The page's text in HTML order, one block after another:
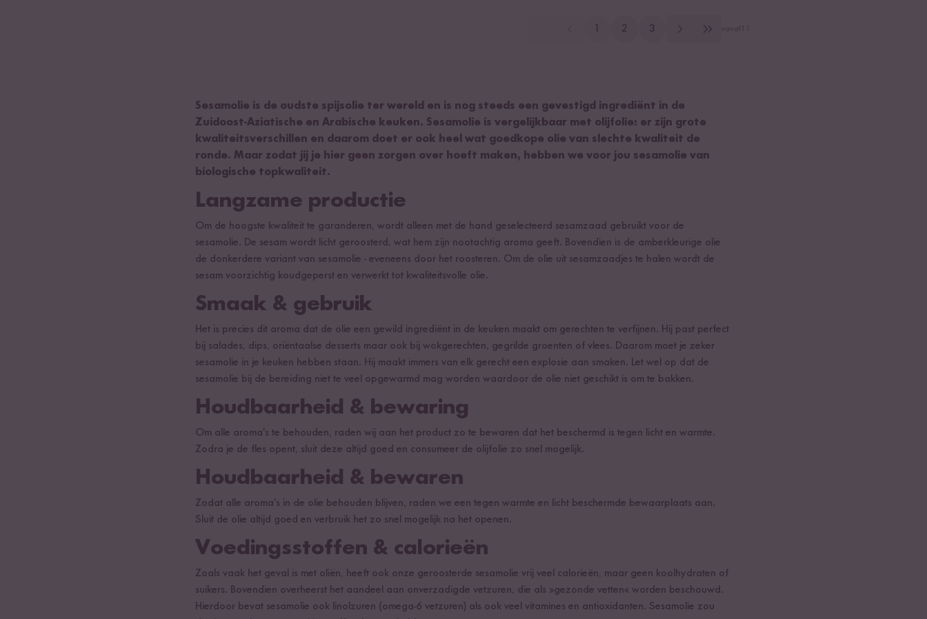
2 3
Sesamolie is de oudste spijsolie ter wereld en is nog steeds een gevestigd ingrediënt in de
Zuidoost-Aziatische en Arabische keuken. Sesamolie is vergelijkbaar met olijfolie: er zijn grote
kwaliteitsverschillen en daarom doet er ook heel wat goedkope olie van slechte kwaliteit de
ronde. Maar zodat jij je hier geen zorgen over hoeft maken, hebben we voor jou sesamolie van
biologische topkwaliteit.
Langzame productie
Om de hoogste kwaliteit te garanderen, wordt alleen met de hand geselecteerd sesamzaad gebruikt voor de
sesamolie. De sesam wordt licht geroosterd, wat hem zijn nootachtig aroma geeft. Bovendien is de amberkleurige olie
de donkerdere variant van sesamolie - eveneens door het roosteren. Om de olie uit sesamzaadjes te halen wordt de
sesam voorzichtig koudgeperst en verwerkt tot kwaliteitsvolle olie.
Smaak & gebruik
Het is precies dit aroma dat de olie een gewild ingrediënt in de keuken maakt om gerechten te verfijnen. Hij past perfect
bij salades, dips, oriëntaalse desserts maar ook bij wokgerechten, gegrilde groenten of vlees. Daarom moet je zeker
sesamolie in je keuken hebben staan. Hij maakt immers van elk gerecht een explosie aan smaken. Let wel op dat de
sesamolie bij de bereiding niet te veel opgewarmd mag worden waardoor de olie niet geschikt is om te bakken.
Houdbaarheid & bewaring
Om alle aroma's te behouden, raden wij aan het product zo te bewaren dat het beschermd is tegen licht en warmte.
Zodra je de fles opent, sluit deze altijd goed en consumeer de olijfolie zo snel mogelijk.
Houdbaarheid & bewaren
Zodat alle aroma's in de olie behouden blijven, raden we een tegen warmte en licht beschermde bewaarplaats aan.
Sluit de olie altijd goed en verbruik het zo snel mogelijk na het openen.
Voedingsstoffen & calorieën
Zoals vaak het geval is met oliën, heeft ook onze geroosterde sesamolie vrij veel calorieën, maar geen koolhydraten of
suikers. Bovendien overheerst het aandeel aan onverzadigde vetzuren, die als »gezonde vetten« worden beschouwd.
Hierdoor bevat sesamolie ook linolzuren (omega-6 vetzuren) als ook veel vitamines en antioxidanten. Sesamolie zou